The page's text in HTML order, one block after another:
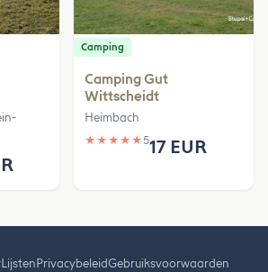
Camping
Camping Gut
Wittscheidt
Heimbach
★ ★ ★ ★ ★517 EUR
LijstenPrivacybeleidGebruiksvoorwaarden